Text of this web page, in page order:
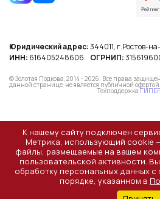
Юридический адрес:344011, г.Ростов-
ИНН: 616405248606 ОГРНИП:
© Золотая Подкова, 2014 - 2026. Все права
данной странице, не является публичной офертой.
Техподдержка
К нашему сайту подключен
Метрика, использующий cookie
файлы, размещаемые на вашем
пользовательской активности.
обработку персональных данных
порядке, указанном в